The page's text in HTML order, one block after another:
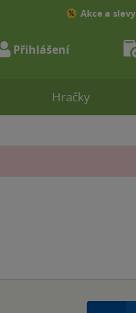
Hračky
Akce a slevy
Přihlášení